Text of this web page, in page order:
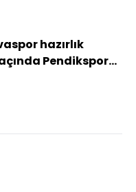
hazırlık
Pendikspor